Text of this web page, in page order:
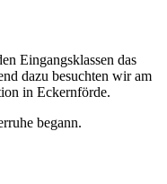
Eingangsklassen das
dazu besuchten wir am
in Eckernförde.
begann.